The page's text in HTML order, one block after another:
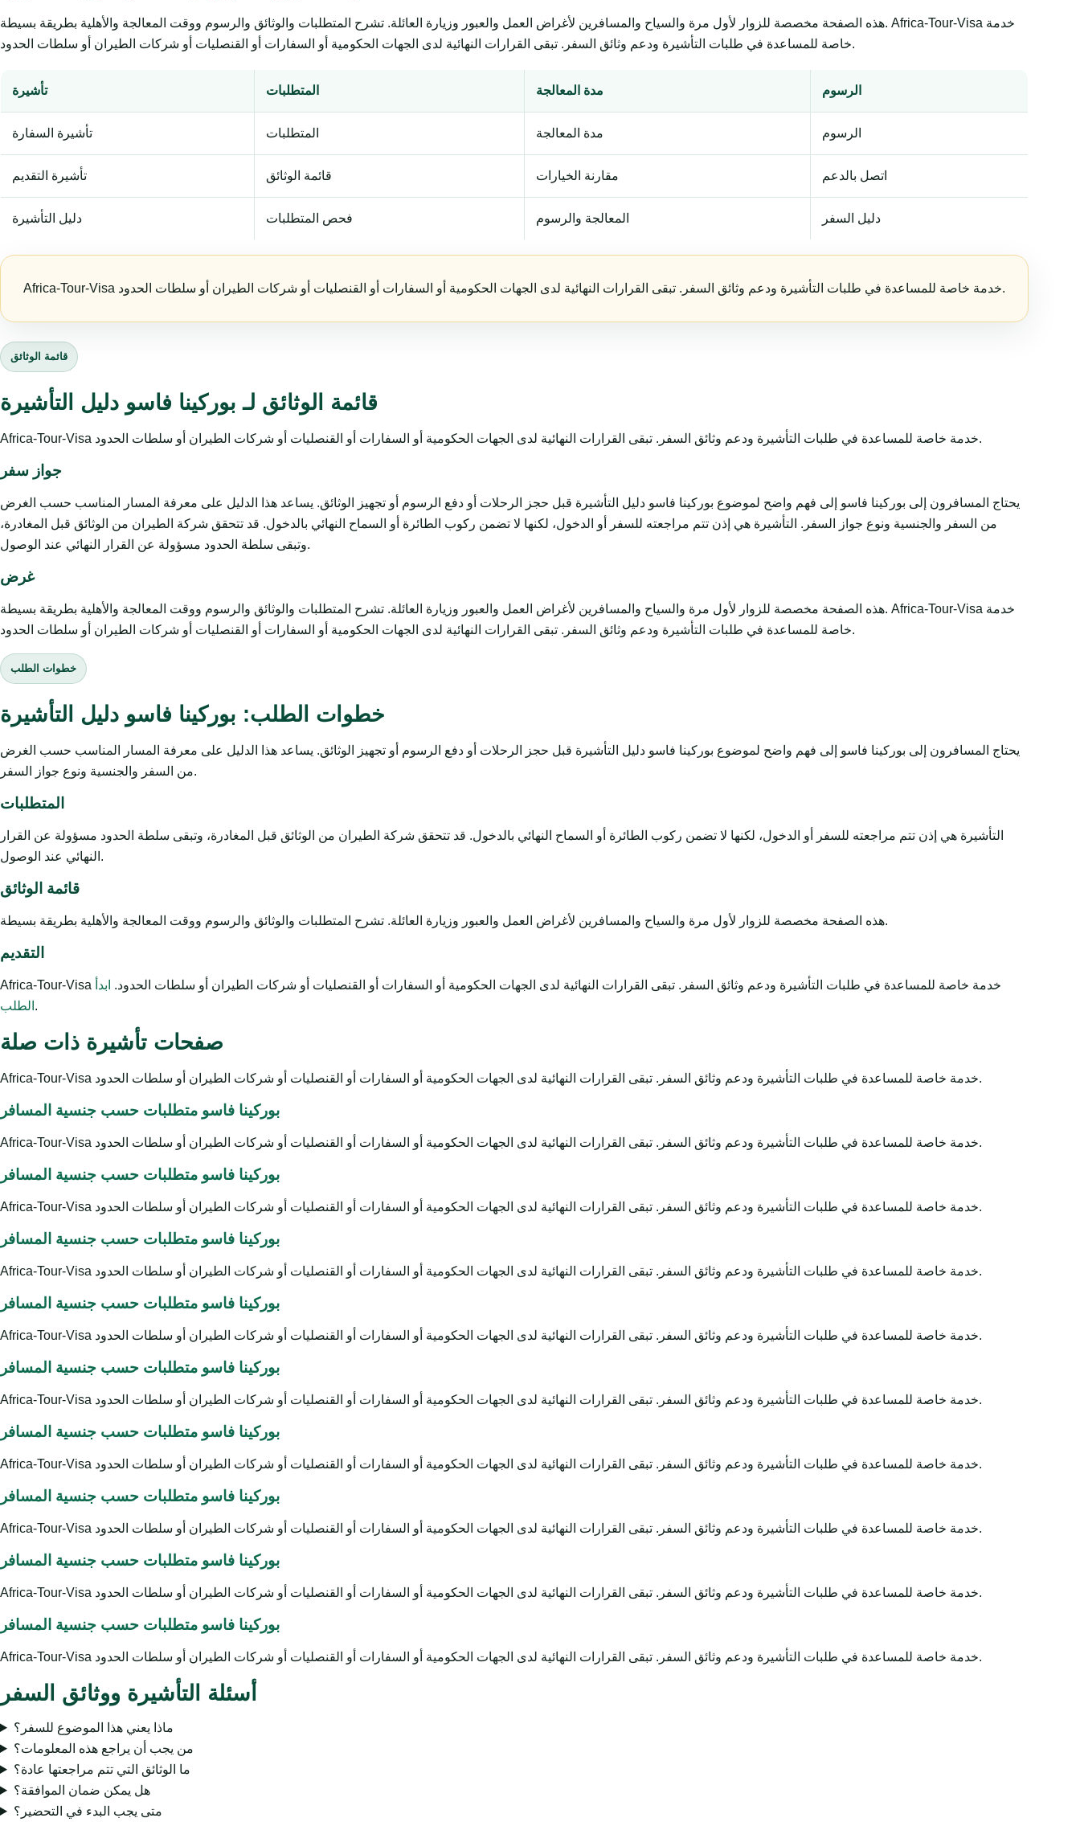
هذه الصفحة مخصصة للزوار لأول مرة والسياح والمسافرين لأغراض العمل والعبور وزيارة العائلة. تشرح المتطلبات والوثائق والرسوم ووقت المعالجة والأهلية بطريقة بسيطة. Africa-Tour-Visa خدمة
خاصة للمساعدة في طلبات التأشيرة ودعم وثائق السفر. تبقى القرارات النهائية لدى الجهات الحكومية أو السفارات أو القنصليات أو شركات الطيران أو سلطات الحدود.
تأشيرة المتطلبات مدة المعالجة الرسوم
تأشيرة السفارة المتطلبات مدة المعالجة الرسوم
تأشيرة التقديم قائمة الوثائق مقارنة الخيارات اتصل بالدعم
دليل التأشيرة فحص المتطلبات المعالجة والرسوم دليل السفر
Africa-Tour-Visa خدمة خاصة للمساعدة في طلبات التأشيرة ودعم وثائق السفر. تبقى القرارات النهائية لدى الجهات الحكومية أو السفارات أو القنصليات أو شركات الطيران أو سلطات الحدود.
قائمة الوثائق
قائمة الوثائق لـ بوركينا فاسو دليل التأشيرة
Africa-Tour-Visa خدمة خاصة للمساعدة في طلبات التأشيرة ودعم وثائق السفر. تبقى القرارات النهائية لدى الجهات الحكومية أو السفارات أو القنصليات أو شركات الطيران أو سلطات الحدود.
جواز سفر
يحتاج المسافرون إلى بوركينا فاسو إلى فهم واضح لموضوع بوركينا فاسو دليل التأشيرة قبل حجز الرحلات أو دفع الرسوم أو تجهيز الوثائق. يساعد هذا الدليل على معرفة المسار المناسب حسب الغرض
من السفر والجنسية ونوع جواز السفر. التأشيرة هي إذن تتم مراجعته للسفر أو الدخول، لكنها لا تضمن ركوب الطائرة أو السماح النهائي بالدخول. قد تتحقق شركة الطيران من الوثائق قبل المغادرة،
وتبقى سلطة الحدود مسؤولة عن القرار النهائي عند الوصول.
غرض
هذه الصفحة مخصصة للزوار لأول مرة والسياح والمسافرين لأغراض العمل والعبور وزيارة العائلة. تشرح المتطلبات والوثائق والرسوم ووقت المعالجة والأهلية بطريقة بسيطة. Africa-Tour-Visa خدمة
خاصة للمساعدة في طلبات التأشيرة ودعم وثائق السفر. تبقى القرارات النهائية لدى الجهات الحكومية أو السفارات أو القنصليات أو شركات الطيران أو سلطات الحدود.
خطوات الطلب
خطوات الطلب: بوركينا فاسو دليل التأشيرة
يحتاج المسافرون إلى بوركينا فاسو إلى فهم واضح لموضوع بوركينا فاسو دليل التأشيرة قبل حجز الرحلات أو دفع الرسوم أو تجهيز الوثائق. يساعد هذا الدليل على معرفة المسار المناسب حسب الغرض
من السفر والجنسية ونوع جواز السفر.
المتطلبات
التأشيرة هي إذن تتم مراجعته للسفر أو الدخول، لكنها لا تضمن ركوب الطائرة أو السماح النهائي بالدخول. قد تتحقق شركة الطيران من الوثائق قبل المغادرة، وتبقى سلطة الحدود مسؤولة عن القرار
النهائي عند الوصول.
قائمة الوثائق
هذه الصفحة مخصصة للزوار لأول مرة والسياح والمسافرين لأغراض العمل والعبور وزيارة العائلة. تشرح المتطلبات والوثائق والرسوم ووقت المعالجة والأهلية بطريقة بسيطة.
التقديم
Africa-Tour-Visa خدمة خاصة للمساعدة في طلبات التأشيرة ودعم وثائق السفر. تبقى القرارات النهائية لدى الجهات الحكومية أو السفارات أو القنصليات أو شركات الطيران أو سلطات الحدود. ابدأ
الطلب .
صفحات تأشيرة ذات صلة
Africa-Tour-Visa خدمة خاصة للمساعدة في طلبات التأشيرة ودعم وثائق السفر. تبقى القرارات النهائية لدى الجهات الحكومية أو السفارات أو القنصليات أو شركات الطيران أو سلطات الحدود.
بوركينا فاسو متطلبات حسب جنسية المسافر
Africa-Tour-Visa خدمة خاصة للمساعدة في طلبات التأشيرة ودعم وثائق السفر. تبقى القرارات النهائية لدى الجهات الحكومية أو السفارات أو القنصليات أو شركات الطيران أو سلطات الحدود.
بوركينا فاسو متطلبات حسب جنسية المسافر
Africa-Tour-Visa خدمة خاصة للمساعدة في طلبات التأشيرة ودعم وثائق السفر. تبقى القرارات النهائية لدى الجهات الحكومية أو السفارات أو القنصليات أو شركات الطيران أو سلطات الحدود.
بوركينا فاسو متطلبات حسب جنسية المسافر
Africa-Tour-Visa خدمة خاصة للمساعدة في طلبات التأشيرة ودعم وثائق السفر. تبقى القرارات النهائية لدى الجهات الحكومية أو السفارات أو القنصليات أو شركات الطيران أو سلطات الحدود.
بوركينا فاسو متطلبات حسب جنسية المسافر
Africa-Tour-Visa خدمة خاصة للمساعدة في طلبات التأشيرة ودعم وثائق السفر. تبقى القرارات النهائية لدى الجهات الحكومية أو السفارات أو القنصليات أو شركات الطيران أو سلطات الحدود.
بوركينا فاسو متطلبات حسب جنسية المسافر
Africa-Tour-Visa خدمة خاصة للمساعدة في طلبات التأشيرة ودعم وثائق السفر. تبقى القرارات النهائية لدى الجهات الحكومية أو السفارات أو القنصليات أو شركات الطيران أو سلطات الحدود.
بوركينا فاسو متطلبات حسب جنسية المسافر
Africa-Tour-Visa خدمة خاصة للمساعدة في طلبات التأشيرة ودعم وثائق السفر. تبقى القرارات النهائية لدى الجهات الحكومية أو السفارات أو القنصليات أو شركات الطيران أو سلطات الحدود.
بوركينا فاسو متطلبات حسب جنسية المسافر
Africa-Tour-Visa خدمة خاصة للمساعدة في طلبات التأشيرة ودعم وثائق السفر. تبقى القرارات النهائية لدى الجهات الحكومية أو السفارات أو القنصليات أو شركات الطيران أو سلطات الحدود.
بوركينا فاسو متطلبات حسب جنسية المسافر
Africa-Tour-Visa خدمة خاصة للمساعدة في طلبات التأشيرة ودعم وثائق السفر. تبقى القرارات النهائية لدى الجهات الحكومية أو السفارات أو القنصليات أو شركات الطيران أو سلطات الحدود.
بوركينا فاسو متطلبات حسب جنسية المسافر
Africa-Tour-Visa خدمة خاصة للمساعدة في طلبات التأشيرة ودعم وثائق السفر. تبقى القرارات النهائية لدى الجهات الحكومية أو السفارات أو القنصليات أو شركات الطيران أو سلطات الحدود.
أسئلة التأشيرة ووثائق السفر
ماذا يعني هذا الموضوع للسفر؟
من يجب أن يراجع هذه المعلومات؟
ما الوثائق التي تتم مراجعتها عادة؟
هل يمكن ضمان الموافقة؟
متى يجب البدء في التحضير؟